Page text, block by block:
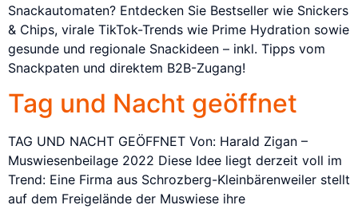
Snackautomaten? Entdecken Sie Bestseller wie Snickers
& Chips, virale TikTok-Trends wie Prime Hydration sowie
gesunde und regionale Snackideen – inkl. Tipps vom
Snackpaten und direktem B2B-Zugang!
Tag und Nacht geöffnet
TAG UND NACHT GEÖFFNET Von: Harald Zigan –
Muswiesenbeilage 2022 Diese Idee liegt derzeit voll im
Trend: Eine Firma aus Schrozberg-Kleinbärenweiler stellt
auf dem Freigelände der Muswiese ihre